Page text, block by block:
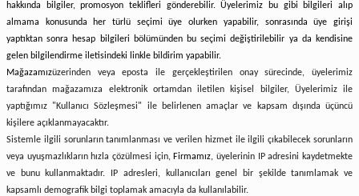
hakkında bilgiler, promosyon teklifleri gönderebilir. Üyelerimiz bu gibi bilgileri alıp
almama konusunda her türlü seçimi üye olurken yapabilir, sonrasında üye girişi
yaptıktan sonra hesap bilgileri bölümünden bu seçimi değiştirilebilir ya da kendisine
gelen bilgilendirme iletisindeki linkle bildirim yapabilir.
Mağazamızüzerinden veya eposta ile gerçekleştirilen onay sürecinde, üyelerimiz
tarafından mağazamıza elektronik ortamdan iletilen kişisel bilgiler, Üyelerimiz ile
yaptığımız "Kullanıcı Sözleşmesi" ile belirlenen amaçlar ve kapsam dışında üçüncü
kişilere açıklanmayacaktır.
Sistemle ilgili sorunların tanımlanması ve verilen hizmet ile ilgili çıkabilecek sorunların
veya uyuşmazlıkların hızla çözülmesi için, Firmamız, üyelerinin IP adresini kaydetmekte
ve bunu kullanmaktadır. IP adresleri, kullanıcıları genel bir şekilde tanımlamak ve
kapsamlı demografik bilgi toplamak amacıyla da kullanılabilir.